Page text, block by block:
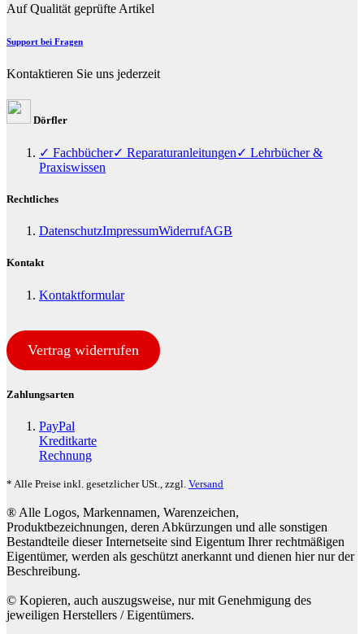
Auf Qualität geprüfte Artikel
Support bei Fragen
Kontaktieren Sie uns jederzeit
Dörfler
✓ Fachbücher✓ Reparaturanleitungen✓ Lehrbücher &
Praxiswissen
Rechtliches
DatenschutzImpressumWiderrufAGB
Kontakt
Kontaktformular
Vertrag widerrufen
Zahlungsarten
PayPal
Kreditkarte
Rechnung
* Alle Preise inkl. gesetzlicher USt., zzgl. Versand
® Alle Logos, Markennamen, Warenzeichen,
Produktbezeichnungen, deren Abkürzungen und alle sonstigen
Bestandteile dieser Internetseite sind Eigentum Ihrer rechtmäßigen
Eigentümer, werden als geschützt anerkannt und dienen hier nur der
Beschreibung.
© Kopieren, auch auszugsweise, nur mit Genehmigung des
jeweiligen Herstellers / Eigentümers.